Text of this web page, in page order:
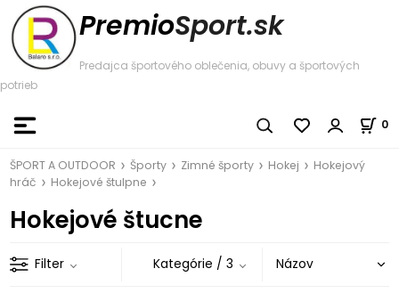
PremioSport.sk
Predajca športového oblečenia, obuvy a športových
potrieb
0
ŠPORT A OUTDOOR Športy Zimné športy Hokej
Hokejový
hráč
Hokejové štulpne
Hokejové štucne
Filter Kategórie / 3